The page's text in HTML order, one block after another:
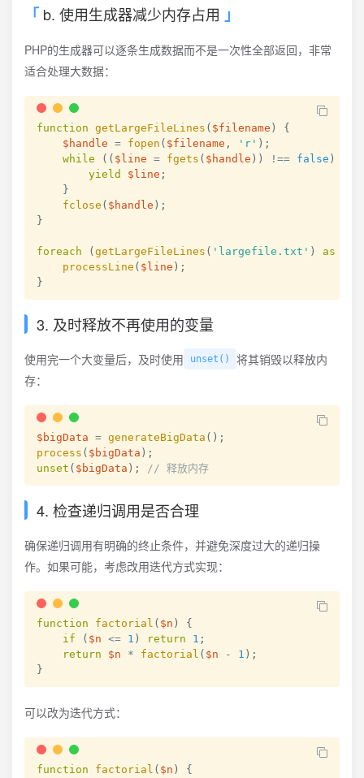
b. 使用生成器减少内存占用
PHP的生成器可以逐条生成数据而不是一次性全部返回，非常
适合处理大数据：
function getLargeFileLines ( $filename )
{
$handle = fopen ( $filename , 'r' ) ;
while
( ( $line = fgets ( $handle ) ) !== false )
yield
$line ;
}
fclose ( $handle ) ;
}
foreach ( getLargeFileLines ( 'largefile.txt' ) as
processLine ( $line ) ;
}
3. 及时释放不再使用的变量
使用完一个大变量后，及时使用 unset()
将其销毁以释放内
存：
$bigData = generateBigData ( ) ;
process ( $bigData ) ;
unset ( $bigData ) ; // 释放内存
4. 检查递归调用是否合理
确保递归调用有明确的终止条件，并避免深度过大的递归操
作。如果可能，考虑改用迭代方式实现：
function factorial ( $n )
{
if
( $n <= 1 ) return 1 ;
return
$n * factorial ( $n - 1 ) ;
}
可以改为迭代方式：
function factorial ( $n )
{